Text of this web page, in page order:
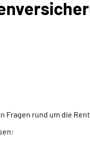
rund um die